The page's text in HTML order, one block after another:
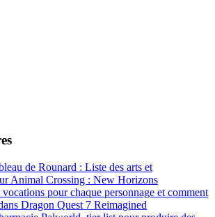
de Rounard : Liste des arts et
Animal Crossing : New Horizons
pour chaque personnage et comment
Dragon Quest 7 Reimagined